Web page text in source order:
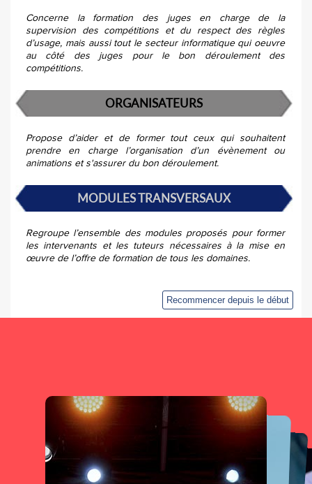
Concerne la formation des juges en charge de la
supervision des compétitions et du respect des règles
d’usage, mais aussi tout le secteur informatique qui oeuvre
au côté des juges pour le bon déroulement des
compétitions.
ORGANISATEURS
Propose d’aider et de former tout ceux qui souhaitent
prendre en charge l’organisation d’un évènement ou
animations et s'assurer du bon déroulement.
MODULES TRANSVERSAUX
Regroupe l’ensemble des modules proposés pour former
les intervenants et les tuteurs nécessaires à la mise en
œuvre de l’offre de formation de tous les domaines.